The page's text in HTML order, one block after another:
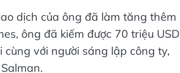
dịch của ông đã làm tăng thêm
ông đã kiếm được 70 triệu USD
cùng với người sáng lập công ty,